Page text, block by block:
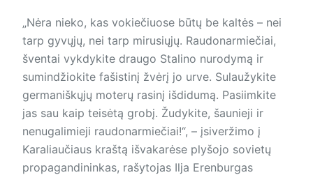
„Nėra nieko, kas vokiečiuose būtų be kaltės – nei
tarp gyvųjų, nei tarp mirusiųjų. Raudonarmiečiai,
šventai vykdykite draugo Stalino nurodymą ir
sumindžiokite fašistinį žvėrį jo urve. Sulaužykite
germaniškųjų moterų rasinį išdidumą. Pasiimkite
jas sau kaip teisėtą grobį. Žudykite, šaunieji ir
nenugalimieji raudonarmiečiai!“, – įsiveržimo į
Karaliaučiaus kraštą išvakarėse plyšojo sovietų
propagandininkas, rašytojas Ilja Erenburgas